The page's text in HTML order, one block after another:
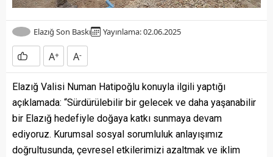
Elazığ Son Baskı Yayınlama: 02.06.2025
A+ A-
Elazığ Valisi Numan Hatipoğlu konuyla ilgili yaptığı
açıklamada: “Sürdürülebilir bir gelecek ve daha yaşanabilir
bir Elazığ hedefiyle doğaya katkı sunmaya devam
ediyoruz. Kurumsal sosyal sorumluluk anlayışımız
doğrultusunda, çevresel etkilerimizi azaltmak ve iklim